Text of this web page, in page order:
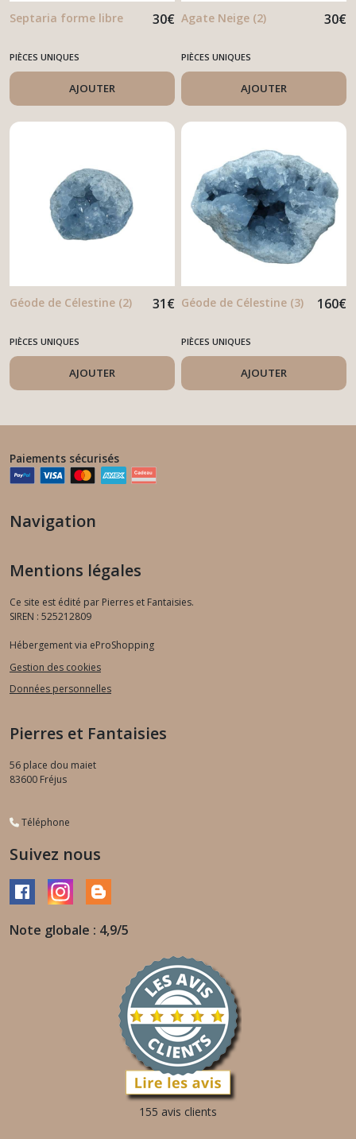
Septaria forme libre 30€
PIÈCES UNIQUES
AJOUTER
Agate Neige (2) 30€
PIÈCES UNIQUES
AJOUTER
Géode de Célestine (2) 31€
PIÈCES UNIQUES
AJOUTER
Géode de Célestine (3) 160€
PIÈCES UNIQUES
AJOUTER
Paiements sécurisés
Navigation
Mentions légales
Ce site est édité par Pierres et Fantaisies.
SIREN : 525212809
Hébergement via eProShopping
Gestion des cookies
Données personnelles
Pierres et Fantaisies
56 place dou maiet
83600 Fréjus
Téléphone
Suivez nous
Note globale : 4,9/5
155 avis clients